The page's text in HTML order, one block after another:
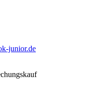
junior.de